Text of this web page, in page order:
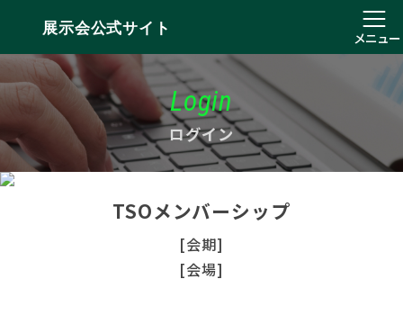
展示会公式サイト
メニュー
Login
ログイン
TSOメンバーシップ
[会期]
[会場]